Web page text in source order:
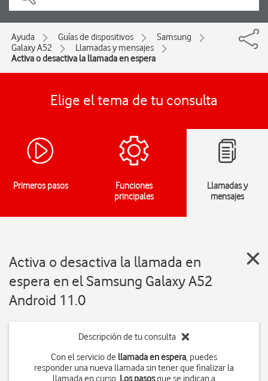
Ayuda Guías de dispositivos
Samsung
Galaxy A52
Llamadas y mensajes
Activa o desactiva la llamada en espera
Elige el tema de tu consulta
Primeros pasos
Funciones
principales
Llamadas y
mensajes
Activa o desactiva la llamada en
espera en el Samsung Galaxy A52
Android 11.0
Descripción de tu consulta
Con el servicio de llamada en espera, puedes
responder una nueva llamada sin tener que finalizar la
llamada en curso. Los pasosque se indican a